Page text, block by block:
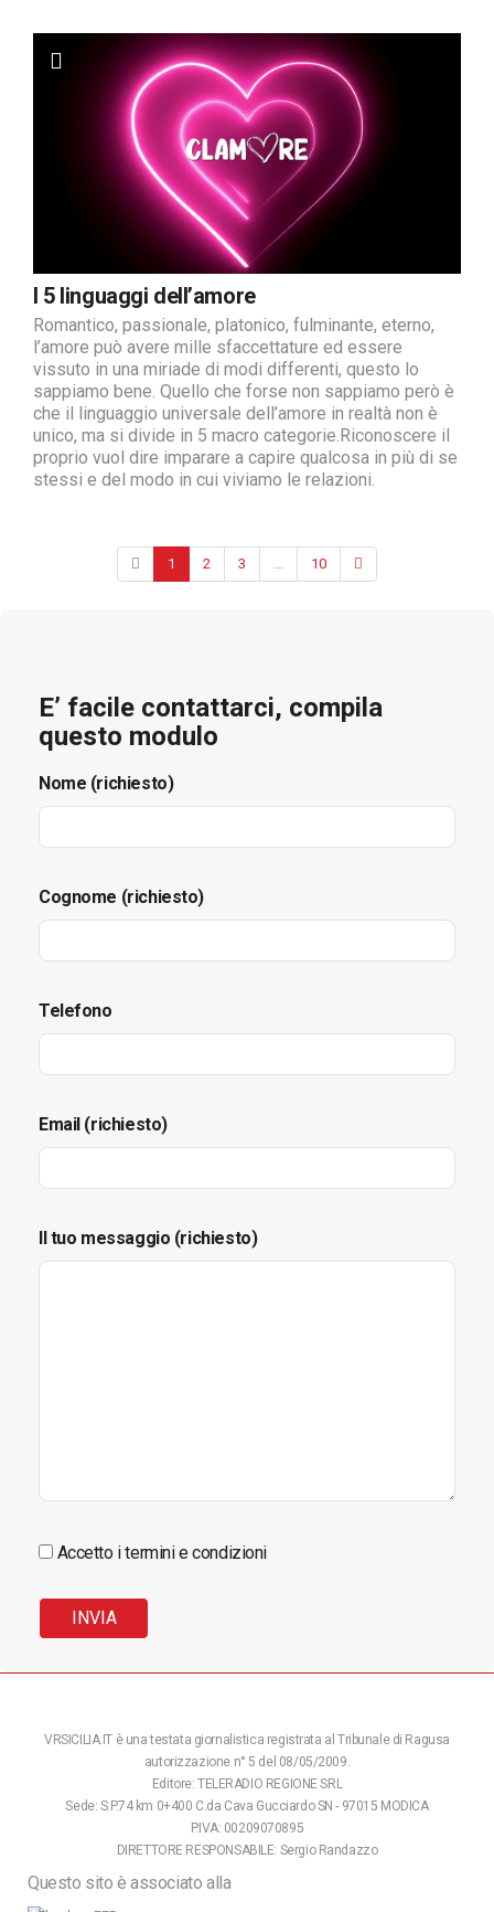
I 5 linguaggi dell’amore
Romantico, passionale, platonico, fulminante, eterno,
l’amore può avere mille sfaccettature ed essere
vissuto in una miriade di modi differenti, questo lo
sappiamo bene. Quello che forse non sappiamo però è
che il linguaggio universale dell’amore in realtà non è
unico, ma si divide in 5 macro categorie.Riconoscere il
proprio vuol dire imparare a capire qualcosa in più di se
stessi e del modo in cui viviamo le relazioni.
1 2 3 ... 10
E’ facile contattarci, compila
questo modulo
Nome (richiesto)
Cognome (richiesto)
Telefono
Email (richiesto)
Il tuo messaggio (richiesto)
Accetto i termini e condizioni
VRSICILIA.IT è una testata giornalistica registrata al Tribunale di Ragusa
autorizzazione n° 5 del 08/05/2009.
Editore: TELERADIO REGIONE SRL
Sede: S.P.74 km 0+400 C.da Cava Gucciardo SN - 97015 MODICA
P.IVA: 00209070895
DIRETTORE RESPONSABILE: Sergio Randazzo
Questo sito è associato alla